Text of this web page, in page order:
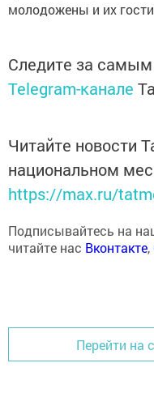
молодожены и их
Следите за
Telegram-канале
Читайте новости
национальном
https://max.ru/
Подписывайтесь на
читайте нас Вконтакте,
Перейти на